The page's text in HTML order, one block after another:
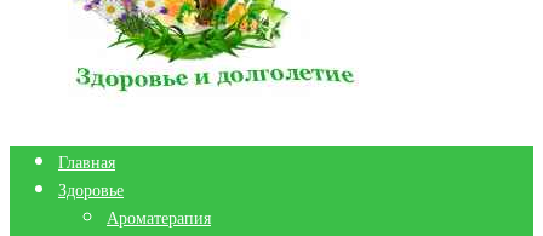
Главная
Здоровье
Ароматерапия